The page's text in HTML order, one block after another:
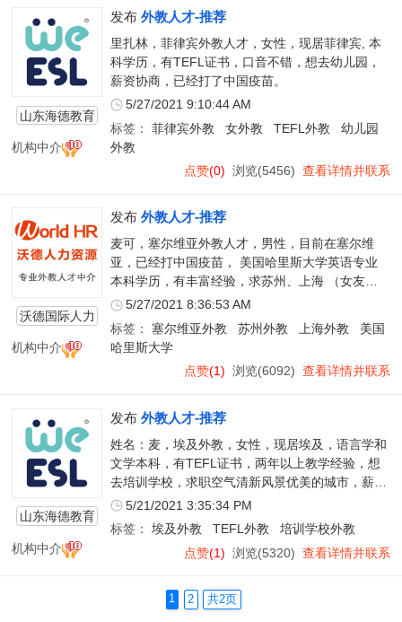
山东海德教育
机构中介
发布 外教人才-推荐
里扎林，菲律宾外教人才，女性，现居菲律宾, 本
科学历，有TEFL证书，口音不错，想去幼儿园，
薪资协商，已经打了中国疫苗。
5/27/2021 9:10:44 AM
标签： 菲律宾外教 女外教 TEFL外教
幼儿园
外教
点赞(0) 浏览(5456) 查看详情并联系
沃德国际人力
机构中介
发布 外教人才-推荐
麦可，塞尔维亚外教人才，男性，目前在塞尔维
亚，已经打中国疫苗， 美国哈里斯大学英语专业
本科学历，有丰富经验，求苏州、上海 （女友在
江苏）等职位， 希望工签入境。
5/27/2021 8:36:53 AM
标签： 塞尔维亚外教 苏州外教 上海外教
美国
哈里斯大学
点赞(1) 浏览(6092) 查看详情并联系
山东海德教育
机构中介
发布 外教人才-推荐
姓名：麦，埃及外教，女性，现居埃及，语言学和
文学本科，有TEFL证书，两年以上教学经验，想
去培训学校，求职空气清新风景优美的城市，薪资
期待18K，口音不错，已经打了中国疫苗。
5/21/2021 3:35:34 PM
标签： 埃及外教 TEFL外教
培训学校外教
点赞(1) 浏览(5320) 查看详情并联系
1 2 共2页